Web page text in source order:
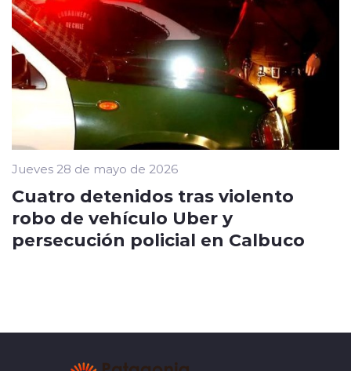
Jueves 28 de mayo de 2026
Cuatro detenidos tras violento
robo de vehículo Uber y
persecución policial en Calbuco